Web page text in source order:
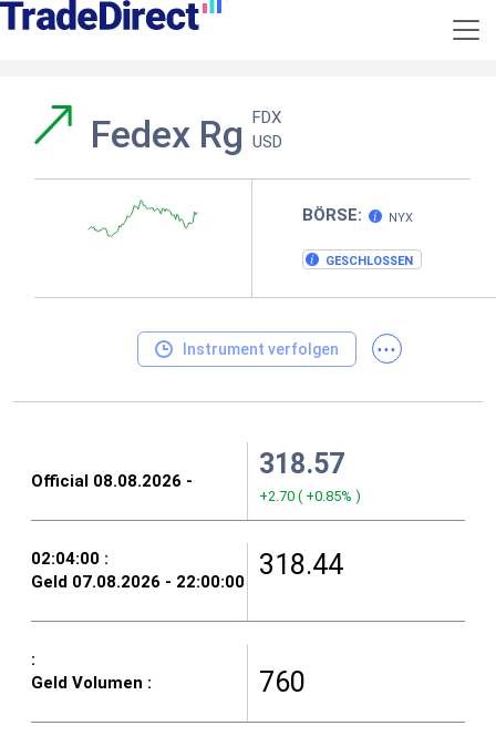
Fedex Rg FDX
USD
BÖRSE: NYX
GESCHLOSSEN
Instrument verfolgen ...
318.57
+2.70 ( +0.85% )
318.44
760